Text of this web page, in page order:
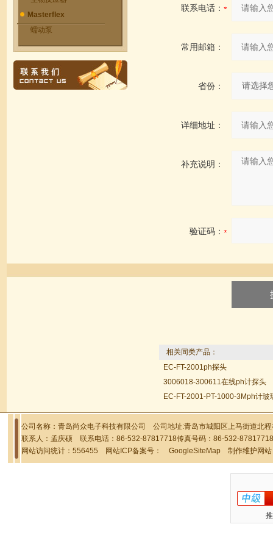
Masterflex
蠕动泵
联系电话：
常用邮箱：
省份：
详细地址：
补充说明：
验证码：
相关同类产品：
EC-FT-2001ph探头
3006018-300611在线ph计探头
EC-FT-2001-PT-1000-3Mph计玻
公司名称：青岛尚众电子科技有限公司 公司地址:青岛市城阳区上马街道北
联系人：孟庆硕 联系电话：86-532-87817718传真号码：86-532-
网站访问统计：556455 网站ICP备案号： GoogleSiteMap 制作维护网站